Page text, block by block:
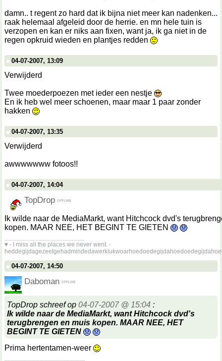
damn.. t regent zo hard dat ik bijna niet meer kan nadenken...
raak helemaal afgeleid door de herrie. en mn hele tuin is
verzopen en kan er niks aan fixen, want ja, ik ga niet in de
regen opkruid wieden en plantjes redden
04-07-2007, 13:09
Verwijderd
Twee moederpoezen met ieder een nestje
En ik heb wel meer schoenen, maar maar 1 paar zonder
hakken
04-07-2007, 13:35
Verwijderd
awwwwwww fotoos!!
04-07-2007, 14:04
TopDrop
Ik wilde naar de MediaMarkt, want Hitchcock dvd's
kopen. MAAR NEE, HET BEGINT TE GIETEN
♥ - I miss all the places we never went. -
04-07-2007, 14:50
Daboman
TopDrop schreef op 04-07-2007 @ 15:04 :
Ik wilde naar de MediaMarkt, want Hitchcock dvd's
terugbrengen en muis kopen. MAAR NEE, HET
BEGINT TE GIETEN
Prima hertentamen-weer